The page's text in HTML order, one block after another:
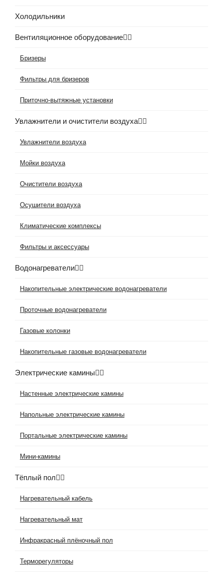
Холодильники
Вентиляционное оборудование
Бризеры
Фильтры для бризеров
Приточно-вытяжные установки
Увлажнители и очистители воздуха
Увлажнители воздуха
Мойки воздуха
Очистители воздуха
Осушители воздуха
Климатические комплексы
Фильтры и аксессуары
Водонагреватели
Накопительные электрические водонагреватели
Проточные водонагреватели
Газовые колонки
Накопительные газовые водонагреватели
Электрические камины
Настенные электрические камины
Напольные электрические камины
Портальные электрические камины
Мини-камины
Тёплый пол
Нагревательный кабель
Нагревательный мат
Инфракрасный плёночный пол
Терморегуляторы